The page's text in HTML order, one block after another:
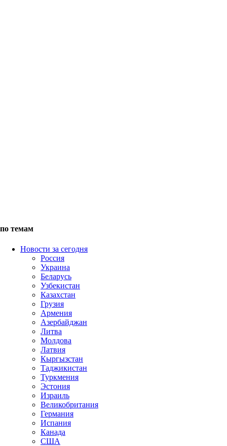
по темам
Новости за сегодня
Россия
Украина
Беларусь
Узбекистан
Казахстан
Грузия
Армения
Азербайджан
Литва
Молдова
Латвия
Кыргызстан
Таджикистан
Туркмения
Эстония
Израиль
Великобритания
Германия
Испания
Канада
США